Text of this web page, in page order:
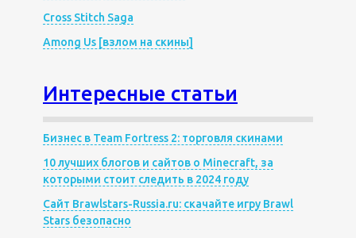
Cross Stitch Saga
Among Us [взлом на скины]
Интересные статьи
Бизнес в Team Fortress 2: торговля скинами
10 лучших блогов и сайтов о Minecraft, за
которыми стоит следить в 2024 году
Сайт Brawlstars-Russia.ru: скачайте игру Brawl
Stars безопасно